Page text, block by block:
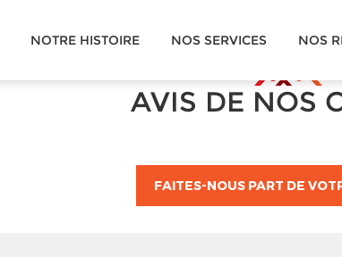
NOTRE HISTOIRE NOS SERVICES NOS
AVIS DE NOS
FAITES-NOUS PART DE